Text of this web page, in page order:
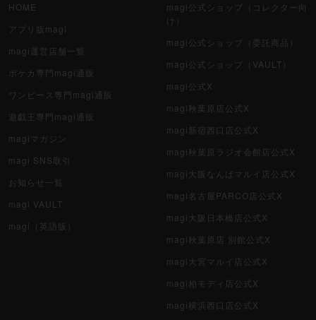
HOME
アプリ版magi
magi運営店舗一覧
ポケカ専門magi通販
ワンピース専門magi通販
遊戯王専門magi通販
magiマガジン
magi SNS取引
お知らせ一覧
magi VAULT
magi（英語版）
magi公式ショップ（コレクター向
け）
magi公式ショップ（委託商品）
magi公式ショップ（VAULT）
magi公式X
magi秋葉原店公式X
magi新宿西口店公式X
magi秋葉原ラジオ会館店公式X
magi大阪なんばマルイ店公式X
magi名古屋PARCO店公式X
magi大阪日本橋店公式X
magi秋葉原店 別館公式X
magi大宮マルイ店公式X
magi柏モディ店公式X
magi横浜西口店公式X